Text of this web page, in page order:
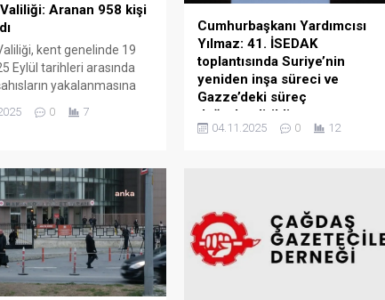
Aranan 958 kişi
kent genelinde 19
Eylül tarihleri arasında
yakalanmasına
bildirdi. Ankara
yakalanmasına yönelik
sonuçlarını açıkladı.
medya hesabından
İl Emniyet
ve İl...
0 7
Cumhurbaşkanı Yardımcısı
Yılmaz: 41. İSEDAK
toplantısında Suriye’nin
yeniden inşa süreci ve
Gazze’deki süreç
değerlendirildi
Cumhurbaşkanı Yardımcısı Cevdet
41. toplantısı kapsamında
gerçekleştirilen Bakanlar Çalışma
Oturumuna ilişkin
değerlendirmelerde bulundu.
04.11.2025 0 12